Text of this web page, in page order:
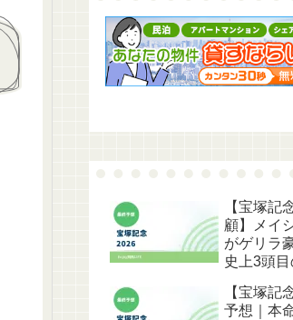
【宝塚記
顧】メイ
がゲリラ
史上3頭
【宝塚記
予想｜本